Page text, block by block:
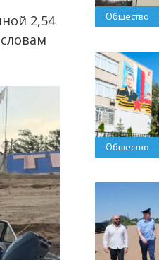
2,54
Общество
Общество